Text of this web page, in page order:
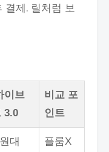
결제. 릴처럼 보
이브
3.0
비교 포
인트
대
플룸X